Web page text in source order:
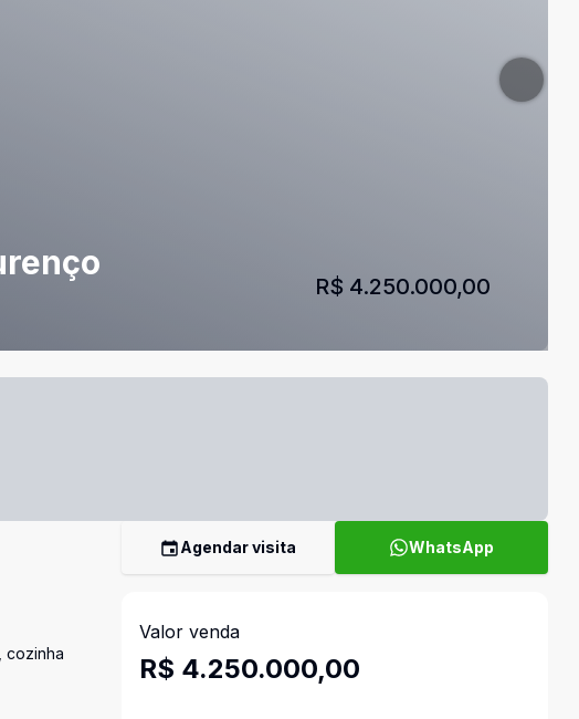
R$ 4.250.000,00
cozinha
Agendar visita WhatsApp
Valor venda
R$ 4.250.000,00